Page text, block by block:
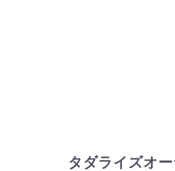
タダライズオ